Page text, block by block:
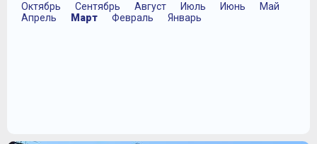
Октябрь Сентябрь Август Июль Июнь
Май
Апрель
Март Февраль Январь